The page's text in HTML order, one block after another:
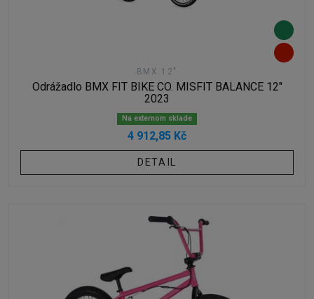
BMX 12"
Odrážadlo BMX FIT BIKE CO. MISFIT BALANCE 12"
2023
Na externom sklade
4 912,85 Kč
DETAIL